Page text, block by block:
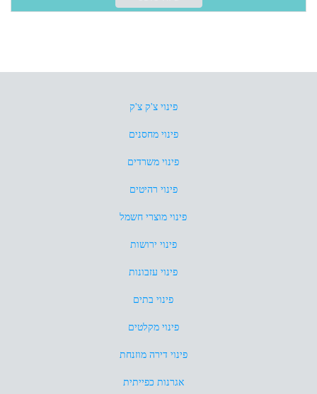
פינוי צ'ק צ'ק
פינוי מחסנים
פינוי משרדים
פינוי רהיטים
פינוי מוצרי חשמל
פינוי ירושות
פינוי עזבונות
פינוי בתים
פינוי מקלטים
פינוי דירה מוזנחת
אגרנות כפייתית